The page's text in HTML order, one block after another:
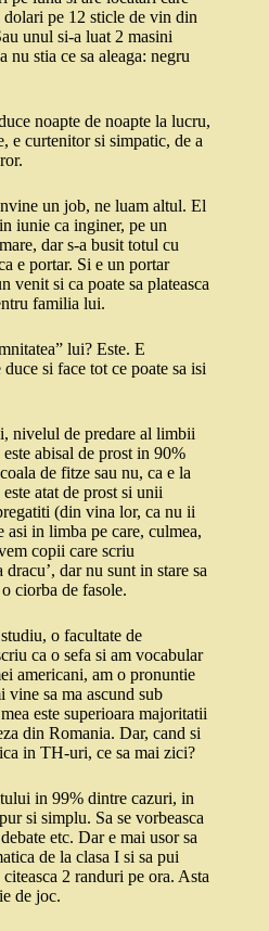
pe 12 sticle de vin din
unul si-a luat 2 masini
nu stia ce sa aleaga: negru
noapte de noapte la lucru,
e curtenitor si simpatic, de a
un job, ne luam altul. El
iunie ca inginer, pe un
dar s-a busit totul cu
e portar. Si e un portar
venit si ca poate sa plateasca
familia lui.
lui? Este. E
si face tot ce poate sa isi
nivelul de predare al limbii
abisal de prost in 90%
de fitze sau nu, ca e la
atat de prost si unii
(din vina lor, ca nu ii
asi in limba pe care, culmea,
copii care scriu
dar nu sunt in stare sa
ciorba de fasole.
o facultate de
ca o sefa si am vocabular
americani, am o pronuntie
vine sa ma ascund sub
este superioara majoritatii
din Romania. Dar, cand si
in TH-uri, ce sa mai zici?
in 99% dintre cazuri, in
si simplu. Sa se vorbeasca
etc. Dar e mai usor sa
de la clasa I si sa pui
2 randuri pe ora. Asta
de joc.